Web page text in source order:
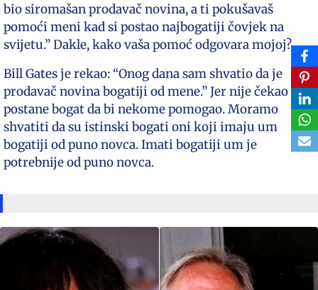
bio siromašan prodavač novina, a ti pokušavaš
pomoći meni kad si postao najbogatiji čovjek na
svijetu.” Dakle, kako vaša pomoć odgovara mojoj?
Bill Gates je rekao: “Onog dana sam shvatio da je
prodavač novina bogatiji od mene.” Jer nije čekao da
postane bogat da bi nekome pomogao. Moramo
shvatiti da su istinski bogati oni koji imaju um
bogatiji od puno novca. Imati bogatiji um je
potrebnije od puno novca.